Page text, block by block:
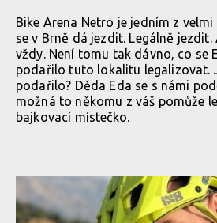
Bike Arena Netro je jedním z
se v Brně dá jezdit. Legálně
vždy. Není tomu tak dávno, co se
podařilo tuto lokalitu legalizovat.
podařilo? Děda Eda se s námi
možná to někomu z váš pomůže
bajkovací místečko.